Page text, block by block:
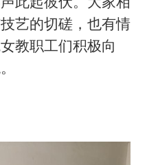
艺的切磋，也有情
教职工们积极向